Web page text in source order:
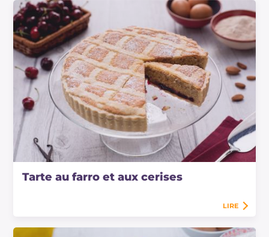
Tarte au farro et aux cerises
LIRE